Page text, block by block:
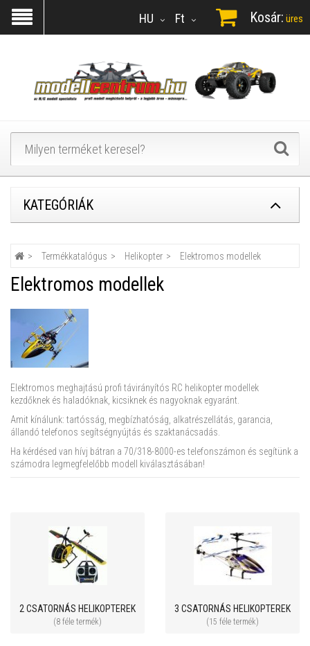
Ft
HU Kosár: üres
KATEGÓRIÁK
Termékkatalógus Helikopter Elektromos modellek
Elektromos modellek
Elektromos meghajtású profi távirányítós RC helikopter modellek
kezdőknek és haladóknak, kicsiknek és nagyoknak egyaránt.
Amit kínálunk: tartósság, megbízhatóság, alkatrészellátás, garancia,
állandó telefonos segítségnyújtás és szaktanácsadás.
Ha kérdésed van hívj bátran a 70/318-8000-es telefonszámon és segítünk a
számodra legmegfelelőbb modell kiválasztásában!
2 CSATORNÁS HELIKOPTEREK
(8 féle termék)
3 CSATORNÁS HELIKOPTEREK
(15 féle termék)